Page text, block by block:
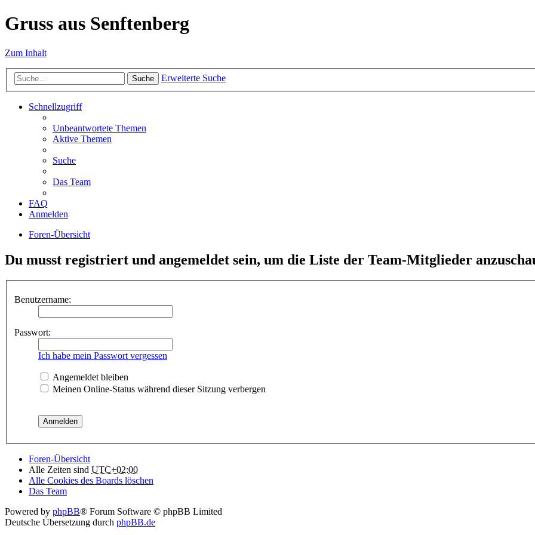
Gruss aus Senftenberg
Zum Inhalt
Suche Erweiterte Suche
Schnellzugriff
Unbeantwortete Themen
Aktive Themen
Suche
Das Team
FAQ
Anmelden
Foren-Übersicht
Du musst registriert und angemeldet sein, um die Liste der Team-Mitglieder
Benutzername:
Passwort:
Ich habe mein Passwort vergessen
Angemeldet bleiben
Meinen Online-Status während dieser Sitzung verbergen
Foren-Übersicht
Alle Zeiten sind UTC+02:00
Alle Cookies des Boards löschen
Das Team
Powered by phpBB® Forum Software © phpBB Limited
Deutsche Übersetzung durch phpBB.de